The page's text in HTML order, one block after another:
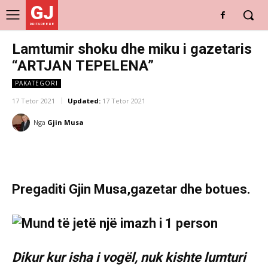
GJ
DRITARE E RE
Lamtumir shoku dhe miku i gazetaris
“ARTJAN TEPELENA”
PAKATEGORI
17 Tetor 2021 Updated: 17 Tetor 2021
Nga Gjin Musa
Pregaditi Gjin Musa,gazetar dhe botues.
Dikur kur isha i vogël, nuk kishte lumturi